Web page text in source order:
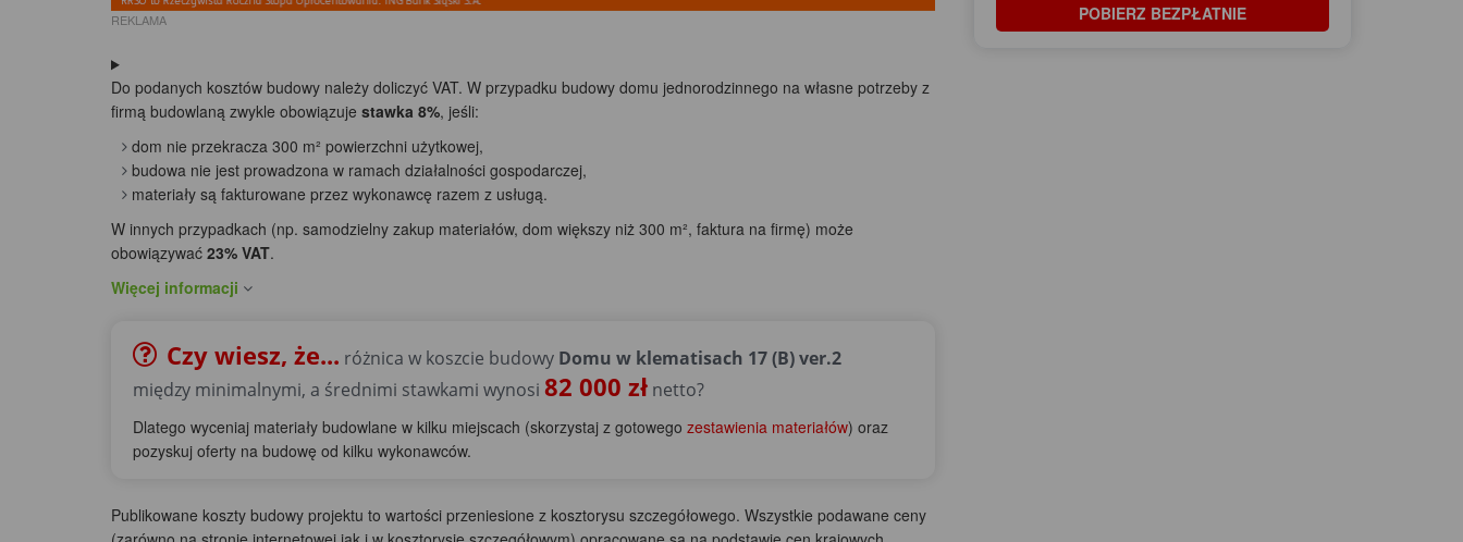
REKLAMA
Do podanych kosztów budowy należy doliczyć VAT. W przypadku budowy domu jednorodzinnego na własne potrzeby z
firmą budowlaną zwykle obowiązuje stawka 8%, jeśli:
dom nie przekracza 300 m² powierzchni użytkowej,
budowa nie jest prowadzona w ramach działalności gospodarczej,
materiały są fakturowane przez wykonawcę razem z usługą.
W innych przypadkach (np. samodzielny zakup materiałów, dom większy niż 300 m², faktura na firmę) może
obowiązywać 23% VAT.
Więcej informacji
Czy wiesz, że... różnica w koszcie budowy Domu w klematisach 17 (B) ver.2
między minimalnymi, a średnimi stawkami wynosi 82 000 zł netto?
Dlatego wyceniaj materiały budowlane w kilku miejscach (skorzystaj z gotowego zestawienia materiałów) oraz
pozyskuj oferty na budowę od kilku wykonawców.
Publikowane koszty budowy projektu to wartości przeniesione z kosztorysu szczegółowego. Wszystkie podawane ceny
POBIERZ BEZPŁATNIE